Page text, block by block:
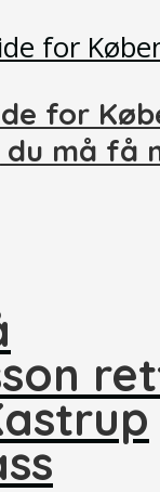
for
du må få